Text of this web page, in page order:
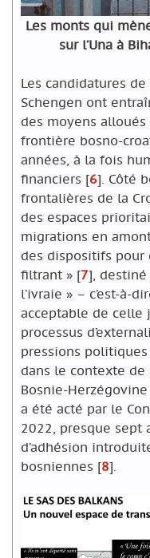
Les monts qui
sur l’Una à
Les candidatures de
Schengen ont
des moyens
frontière bosno-
années, à la fois
financiers [6]. Côté
frontalières de la
des espaces
migrations en
des dispositifs pour
filtrant »[7],
l’ivraie » – c’est-à-
acceptable de celle
processus
pressions
dans le contexte de
Bosnie-
a été acté par le
2022, presque sept
d’adhésion
bosniennes [8].